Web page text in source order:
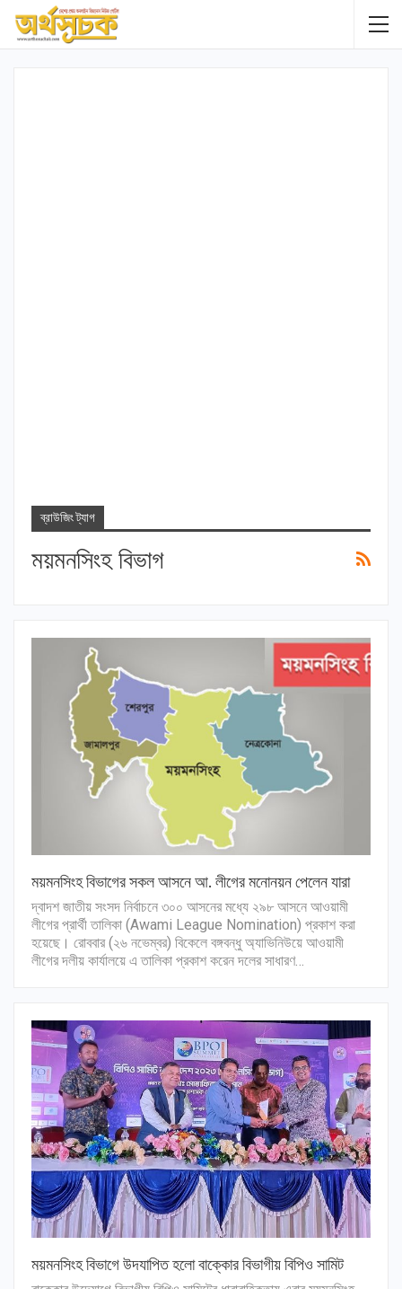
ব্রাউজিং ট্যাগ
ময়মনসিংহ বিভাগ
ময়মনসিংহ বিভাগের সকল আসনে আ. লীগের মনোনয়ন পেলেন যারা
দ্বাদশ জাতীয় সংসদ নির্বাচনে ৩০০ আসনের মধ্যে ২৯৮ আসনে আওয়ামী
লীগের প্রার্থী তালিকা (Awami League Nomination) প্রকাশ করা
হয়েছে। রোববার (২৬ নভেম্বর) বিকেলে বঙ্গবন্ধু অ্যাভিনিউয়ে আওয়ামী
লীগের দলীয় কার্যালয়ে এ তালিকা প্রকাশ করেন দলের সাধারণ…
ময়মনসিংহ বিভাগে উদযাপিত হলো বাক্কোর বিভাগীয় বিপিও সামিট